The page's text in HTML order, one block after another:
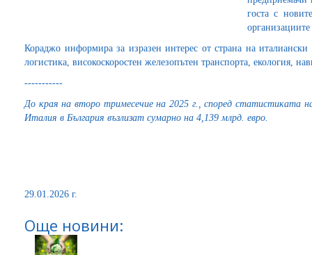
госта с
Кораджо информира за изразен интерес от страна на
логистика, високоскоростен железопътен транспорта, екология,
-----------
До края на второ тримесечие на 2025 г., според статистиката
Италия в България възлизат сумарно на 4,139 млрд. евро.
29.01.2026 г.
Още новини: